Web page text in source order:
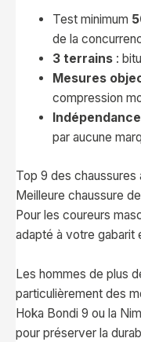
Test minimum
de la
3 terrains:
Mesures
compression
par aucune
Top 9 des chaussures
Meilleure chaussure
Pour les coureurs
adapté à votre gabarit
Les hommes de plus
particulièrement des
Hoka Bondi 9 ou la
pour préserver la